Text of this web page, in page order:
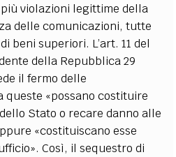
violazioni legittime della
delle comunicazioni, tutte
beni superiori. L’art. 11 del
della Repubblica 29
il fermo delle
«possano costituire
Stato o recare danno alle
«costituiscano esse
Così, il sequestro di